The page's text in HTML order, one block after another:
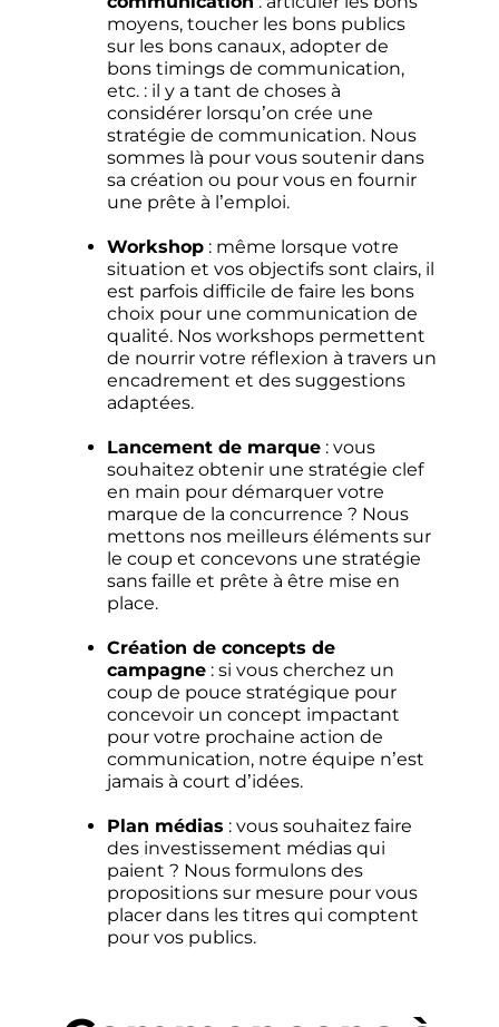
moyens, toucher les bons publics
sur les bons canaux, adopter de
bons timings de communication,
etc. : il y a tant de choses à
considérer lorsqu’on crée une
stratégie de communication. Nous
sommes là pour vous soutenir dans
sa création ou pour vous en fournir
une prête à l’emploi.
Workshop : même lorsque votre
situation et vos objectifs sont clairs, il
est parfois difficile de faire les bons
choix pour une communication de
qualité. Nos workshops permettent
de nourrir votre réflexion à travers un
encadrement et des suggestions
adaptées.
Lancement de marque : vous
souhaitez obtenir une stratégie clef
en main pour démarquer votre
marque de la concurrence ? Nous
mettons nos meilleurs éléments sur
le coup et concevons une stratégie
sans faille et prête à être mise en
place.
Création de concepts de
campagne : si vous cherchez un
coup de pouce stratégique pour
concevoir un concept impactant
pour votre prochaine action de
communication, notre équipe n’est
jamais à court d’idées.
Plan médias : vous souhaitez faire
des investissement médias qui
paient ? Nous formulons des
propositions sur mesure pour vous
placer dans les titres qui comptent
pour vos publics.